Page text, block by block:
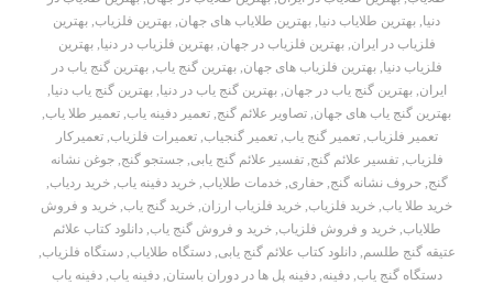
دنیا, بهترین طلایاب دنیا, بهترین طلایاب های جهان, بهترین فلزیاب, بهترین
فلزیاب در ایران,بهترین فلزیاب در جهان,بهترین فلزیاب در دنیا,بهترین
فلزیاب دنیا,بهترین فلزیاب های جهان,بهترین گنج یاب,بهترین گنج یاب در
ایران,بهترین گنج یاب در جهان,بهترین گنج یاب در دنیا,بهترین گنج یاب دنیا,
بهترین گنج یاب های جهان, تصاویر علائم گنج, تعمیر دفینه یاب, تعمیر طلا یاب,
تعمیر فلزیاب,تعمیر گنج یاب,تعمیر گنجیاب,تعمیرات فلزیاب,تعمیرکار
فلزیاب,تفسیر علائم گنج,تفسیر علائم گنج یابی,جستجو گنج,جوغن نشانه
گنج,حروف نشانه گنج,حفاری,خدمات طلایاب,خرید دفینه یاب,خرید ردیاب,
خرید طلا یاب, خرید فلزیاب, خرید فلزیاب ارزان, خرید گنج یاب, خرید و فروش
طلایاب,خرید و فروش فلزیاب,خرید و فروش گنج یاب,دانلود کتاب علائم
عتیقه گنج طلسم,دانلود کتاب علائم گنج یابی,دستگاه طلایاب,دستگاه فلزیاب,
دستگاه گنج یاب,دفینه,دفینه پل ها در دوران باستان,دفینه یاب,دفینه یاب